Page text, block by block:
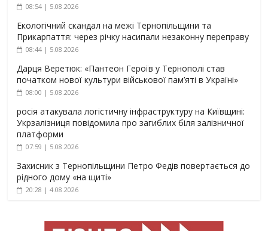
08:54 | 5.08.2026
Екологічний скандал на межі Тернопільщини та
Прикарпаття: через річку насипали незаконну переправу
08:44 | 5.08.2026
Дарця Веретюк: «Пантеон Героїв у Тернополі став
початком нової культури військової пам’яті в Україні»
08:00 | 5.08.2026
росія атакувала логістичну інфраструктуру на Київщині:
Укрзалізниця повідомила про загиблих біля залізничної
платформи
07:59 | 5.08.2026
Захисник з Тернопільщини Петро Федів повертається до
рідного дому «на щиті»
20:28 | 4.08.2026